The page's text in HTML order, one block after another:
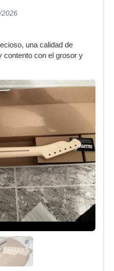
2026
una calidad de
contento con el grosor y